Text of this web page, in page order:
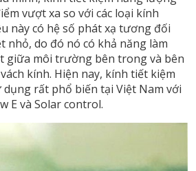
vượt xa so với các loại kính
này có hệ số phát xạ tương đối
nhỏ, do đó nó có khả năng làm
giữa môi trường bên trong và bên
kính. Hiện nay, kính tiết kiệm
rất phổ biến tại Việt Nam với
E và Solar control.